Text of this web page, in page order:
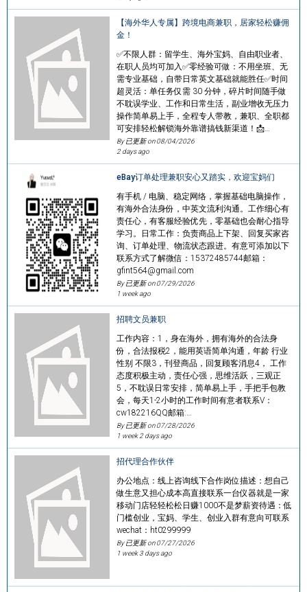
【海外华人专属】跨境电商兼职，居家轻松赚佣
金！
✅不限人群：留学生、海外宝妈、自由职业者、
在职人员均可加入✅零经验可做：不用坐班、无
需专业基础，自带日常英文基础就能胜任✅时间
超灵活：单任务仅需 30 分钟，碎片时间随手做
不耽误学业、工作和日常生活，副业增收无压力
操作简单易上手，全程专人带教，兼职、全职都
可安排轻松解锁海外靠谱搞钱新渠道！📩…
By 已更新 on08/04/2026
2 days ago
eBay订单处理兼职安心又踏实，欢迎宝妈们
有手机 / 电脑、稳定网络，掌握基础电脑操作，
有海外合法身份，中英文流利沟通。工作细心有
责任心，有客服经验优先，零基础也会耐心指导
学习。日常工作：负责商品上下架、回复买家咨
询、订单处理、物流状态跟进。有意可添加以下
联系方式了解微信：15372485744邮箱：
gfint564@gmail.com
By 已更新 on07/29/2026
1 week ago
招聘文员兼职
工作内容：1，身在海外，拥有海外的合法身
份，合法报税2，能用英语简单沟通，年龄 行业
性别 不限3，刊登商品，回复顾客消息4， 工作
态度积极主动，责任心强，思维活跃，三观正
5，不耽误日常安排，简单易上手，手把手包教
会，每天1-2小时的工作时间有意者联系V：
cw182216QQ邮箱:…
By 已更新 on07/28/2026
1 week 2 days ago
招代理合作伙伴
办公地点：线上咨询线下合作岗位描述：想自己
做生意又担心成本高直接联系一台仪器就是一家
移动门店轻轻松松日赚1000不是梦薪资待遇：低
门槛创业，宝妈、学生、创业入群有意向可联系
wechat：ht0299999
By 已更新 on07/27/2026
1 week 3 days ago